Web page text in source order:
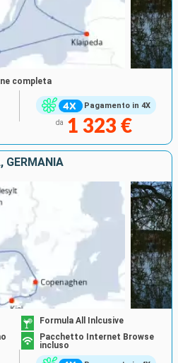
Pagamento in 4X
completa
da 1 323 €
GERMANIA
Formula All Inlcusive
Pacchetto Internet Browse
incluso